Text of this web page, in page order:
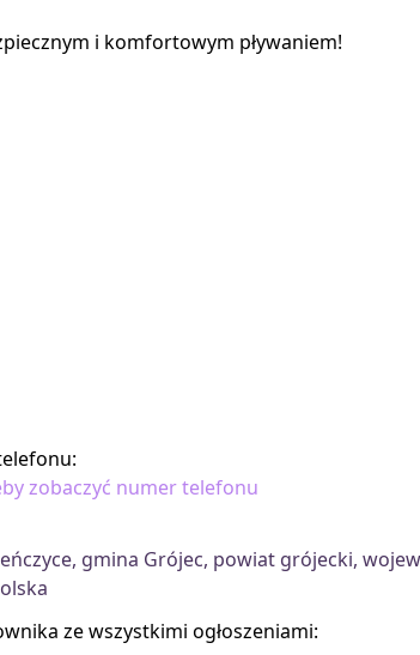
i komfortowym pływaniem!
zobaczyć numer telefonu
gmina Grójec, powiat grójecki,
ze wszystkimi ogłoszeniami: